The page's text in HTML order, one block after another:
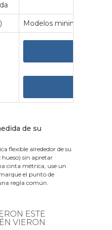
Modelos minimalistas y
de su
flexible alrededor de su
sin apretar
cinta métrica, use un
el punto de
regla común.
ESTE
VIERON